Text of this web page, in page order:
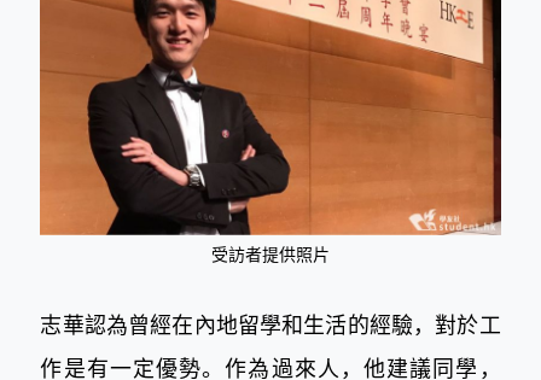
受訪者提供照片
志華認為曾經在內地留學和生活的經驗，對於工
作是有一定優勢。作為過來人，他建議同學，